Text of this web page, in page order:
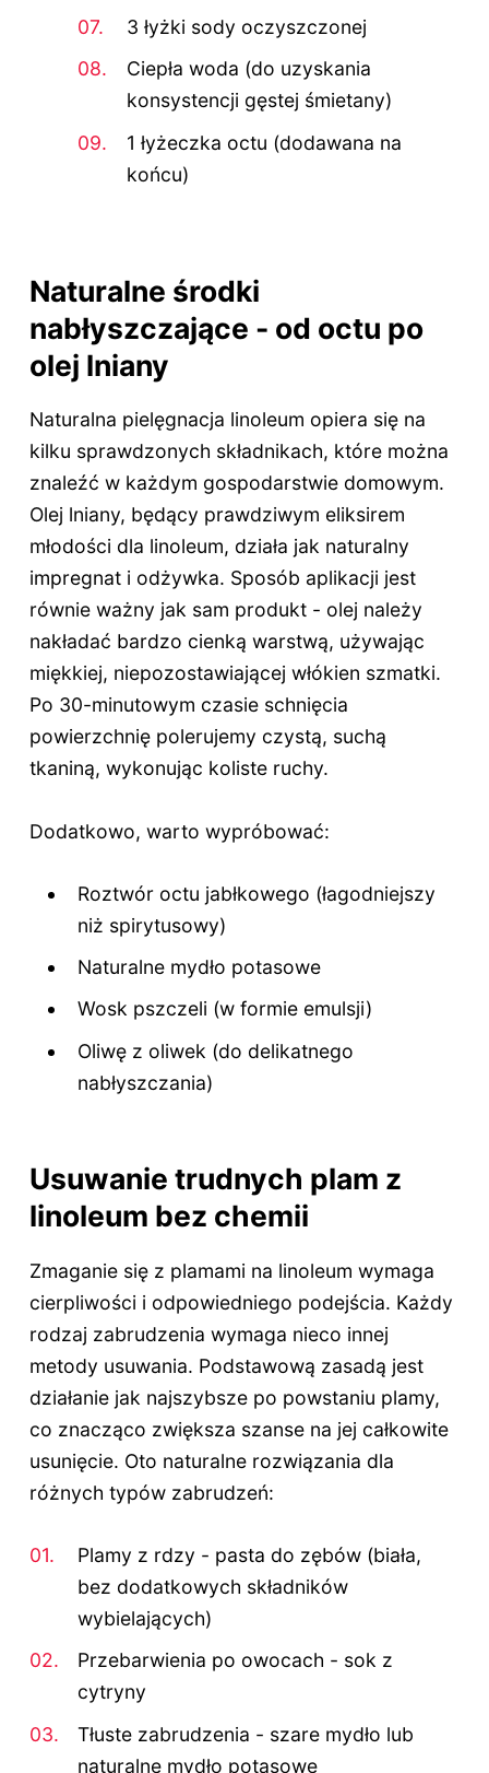
3 łyżki sody oczyszczonej
Ciepła woda (do uzyskania
konsystencji gęstej śmietany)
1 łyżeczka octu (dodawana na
końcu)
Naturalne środki
nabłyszczające - od octu po
olej lniany
Naturalna pielęgnacja linoleum opiera się na
kilku sprawdzonych składnikach, które można
znaleźć w każdym gospodarstwie domowym.
Olej lniany, będący prawdziwym eliksirem
młodości dla linoleum, działa jak naturalny
impregnat i odżywka. Sposób aplikacji jest
równie ważny jak sam produkt - olej należy
nakładać bardzo cienką warstwą, używając
miękkiej, niepozostawiającej włókien szmatki.
Po 30-minutowym czasie schnięcia
powierzchnię polerujemy czystą, suchą
tkaniną, wykonując koliste ruchy.
Dodatkowo, warto wypróbować:
Roztwór octu jabłkowego (łagodniejszy
niż spirytusowy)
Naturalne mydło potasowe
Wosk pszczeli (w formie emulsji)
Oliwę z oliwek (do delikatnego
nabłyszczania)
Usuwanie trudnych plam z
linoleum bez chemii
Zmaganie się z plamami na linoleum wymaga
cierpliwości i odpowiedniego podejścia. Każdy
rodzaj zabrudzenia wymaga nieco innej
metody usuwania. Podstawową zasadą jest
działanie jak najszybsze po powstaniu plamy,
co znacząco zwiększa szanse na jej całkowite
usunięcie. Oto naturalne rozwiązania dla
różnych typów zabrudzeń:
Plamy z rdzy - pasta do zębów (biała,
bez dodatkowych składników
wybielających)
Przebarwienia po owocach - sok z
cytryny
Tłuste zabrudzenia - szare mydło lub
naturalne mydło potasowe